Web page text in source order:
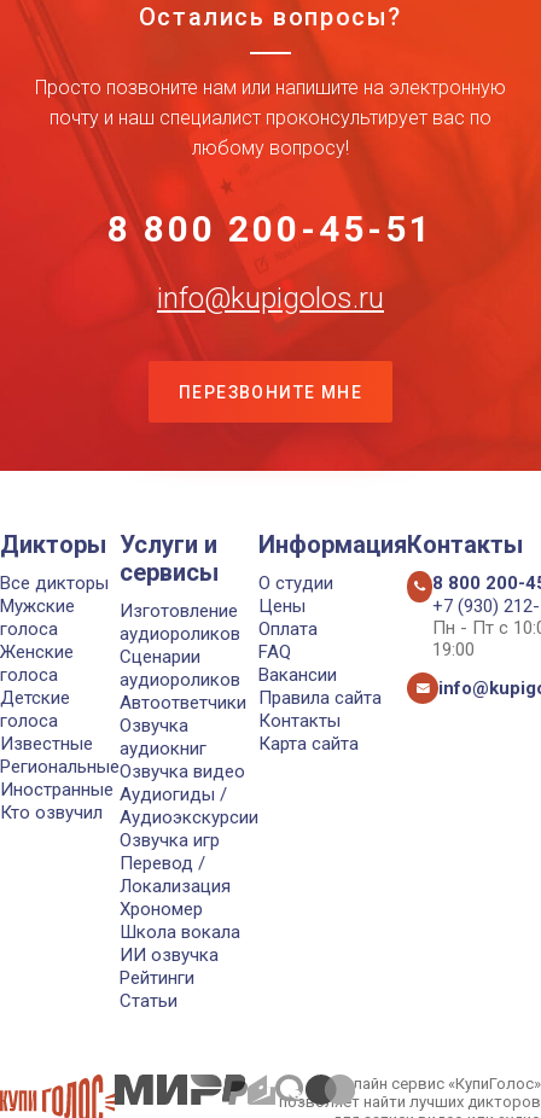
Остались вопросы?
Просто позвоните нам или напишите на электронную
почту и наш специалист проконсультирует вас по
любому вопросу!
8 800 200-45-51
info@kupigolos.ru
ПЕРЕЗВОНИТЕ МНЕ
Дикторы
Все дикторы
Мужские
голоса
Женские
голоса
Детские
голоса
Известные
Региональные
Иностранные
Кто озвучил
Услуги и
сервисы
Изготовление
аудиороликов
Сценарии
аудиороликов
Автоответчики
Озвучка
аудиокниг
Озвучка видео
Аудиогиды /
Аудиоэкскурсии
Озвучка игр
Перевод /
Локализация
Хрономер
Школа вокала
ИИ озвучка
Рейтинги
Статьи
Информация
О студии
Цены
Оплата
FAQ
Вакансии
Правила сайта
Контакты
Карта сайта
Контакты
8 800 200-
+7 (930)
Пн - Пт с
19:00
Онлайн сервис «КупиГолос»
позволяет найти лучших дикторов